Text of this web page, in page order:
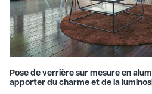
Pose de verrière sur mesure en
apporter du charme et de la